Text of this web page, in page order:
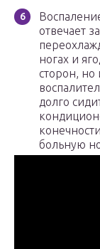
отвечает
ногах и
сторон, но
долго
больную